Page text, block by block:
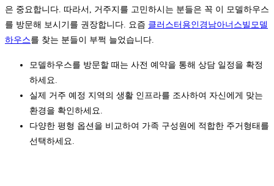
은 중요합니다. 따라서, 거주지를 고민하시는 분들은 꼭 이 모델하우스
를 방문해 보시기를 권장합니다. 요즘 클러스터용인경남아너스빌모델
하우스를 찾는 분들이 부쩍 늘었습니다.
모델하우스를 방문할 때는 사전 예약을 통해 상담 일정을 확정
하세요.
실제 거주 예정 지역의 생활 인프라를 조사하여 자신에게 맞는
환경을 확인하세요.
다양한 평형 옵션을 비교하여 가족 구성원에 적합한 주거형태를
선택하세요.